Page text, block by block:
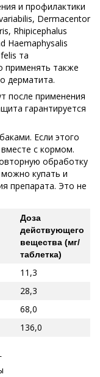
и профилактики
Dermacentor
Rhipicephalus
Haemaphysalis
та
применять также
дерматита.
после применения
гарантируется
Если этого
с кормом.
обработку
можно купать и
препарата. Это не
Доза
действующего
вещества (мг/
таблетка)
11,3
28,3
68,0
136,0